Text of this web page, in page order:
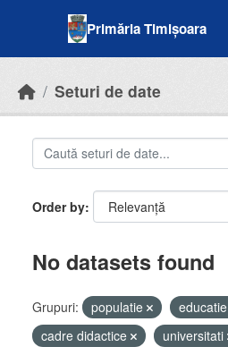
Primăria Timișoara
Seturi de date
Order by
No datasets found
Grupuri: populatie educatie
cadre didactice
universitati